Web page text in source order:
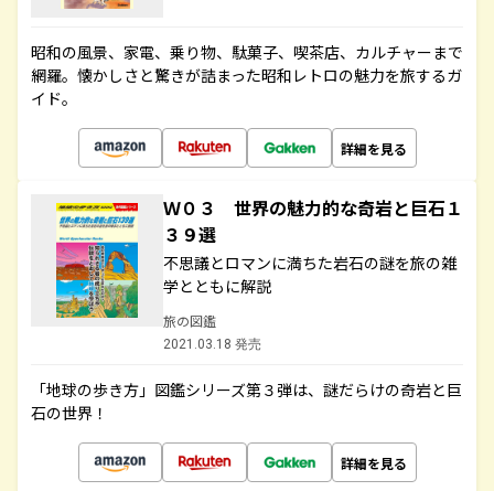
昭和の風景、家電、乗り物、駄菓子、喫茶店、カルチャーまで
網羅。懐かしさと驚きが詰まった昭和レトロの魅力を旅するガ
イド。
詳細を見る
Ｗ０３ 世界の魅力的な奇岩と巨石１
３９選
不思議とロマンに満ちた岩石の謎を旅の雑
学とともに解説
旅の図鑑
2021.03.18 発売
「地球の歩き方」図鑑シリーズ第３弾は、謎だらけの奇岩と巨
石の世界！
詳細を見る